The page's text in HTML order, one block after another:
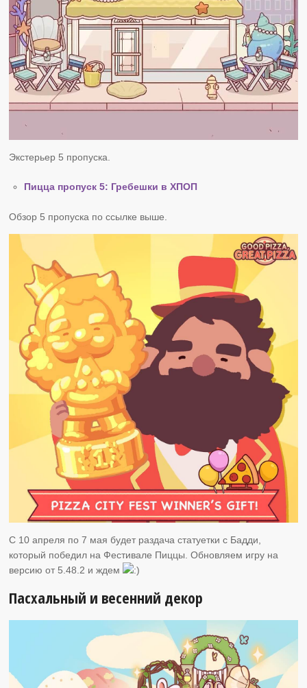
Экстерьер 5 пропуска.
Пицца пропуск 5: Гребешки в ХПОП
Обзор 5 пропуска по ссылке выше.
C 10 апреля по 7 мая будет раздача статуетки с Бадди,
который победил на Фестивале Пиццы. Обновляем игру на
версию от 5.48.2 и ждем
Пасхальный и весенний декор